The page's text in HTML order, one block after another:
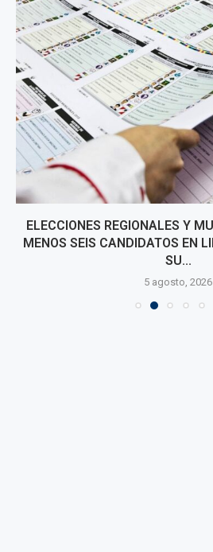
ELECCIONES REGIONALES Y
MENOS SEIS CANDIDATOS EN
SU...
5 agosto, 2026